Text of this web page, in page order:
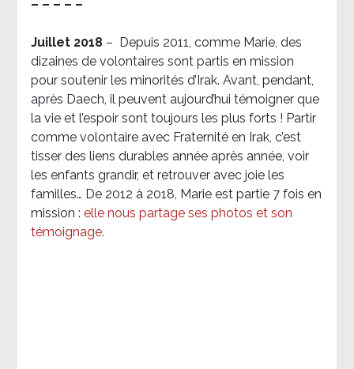
– – – – –
Juillet 2018 –
Depuis 2011, comme Marie, des
dizaines de volontaires sont partis en mission
pour soutenir les minorités d’Irak. Avant, pendant,
après Daech, il peuvent aujourd’hui témoigner que
la vie et l’espoir sont toujours les plus forts ! Partir
comme volontaire avec Fraternité en Irak, c’est
tisser des liens durables année après année, voir
les enfants grandir, et retrouver avec joie les
familles… De 2012 à 2018, Marie est partie 7 fois en
mission : elle nous partage ses photos et son
témoignage.